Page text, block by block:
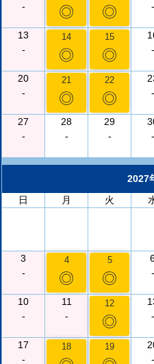
-
◎ ◎
-
13
-
14
◎
15
◎
-
20
-
21
◎
22
◎
-
27
-
28
-
29
-
-
2027
日
月 火
3
-
4
◎
5
◎
-
10
-
11
-
12
◎
-
17
-
18 19
-